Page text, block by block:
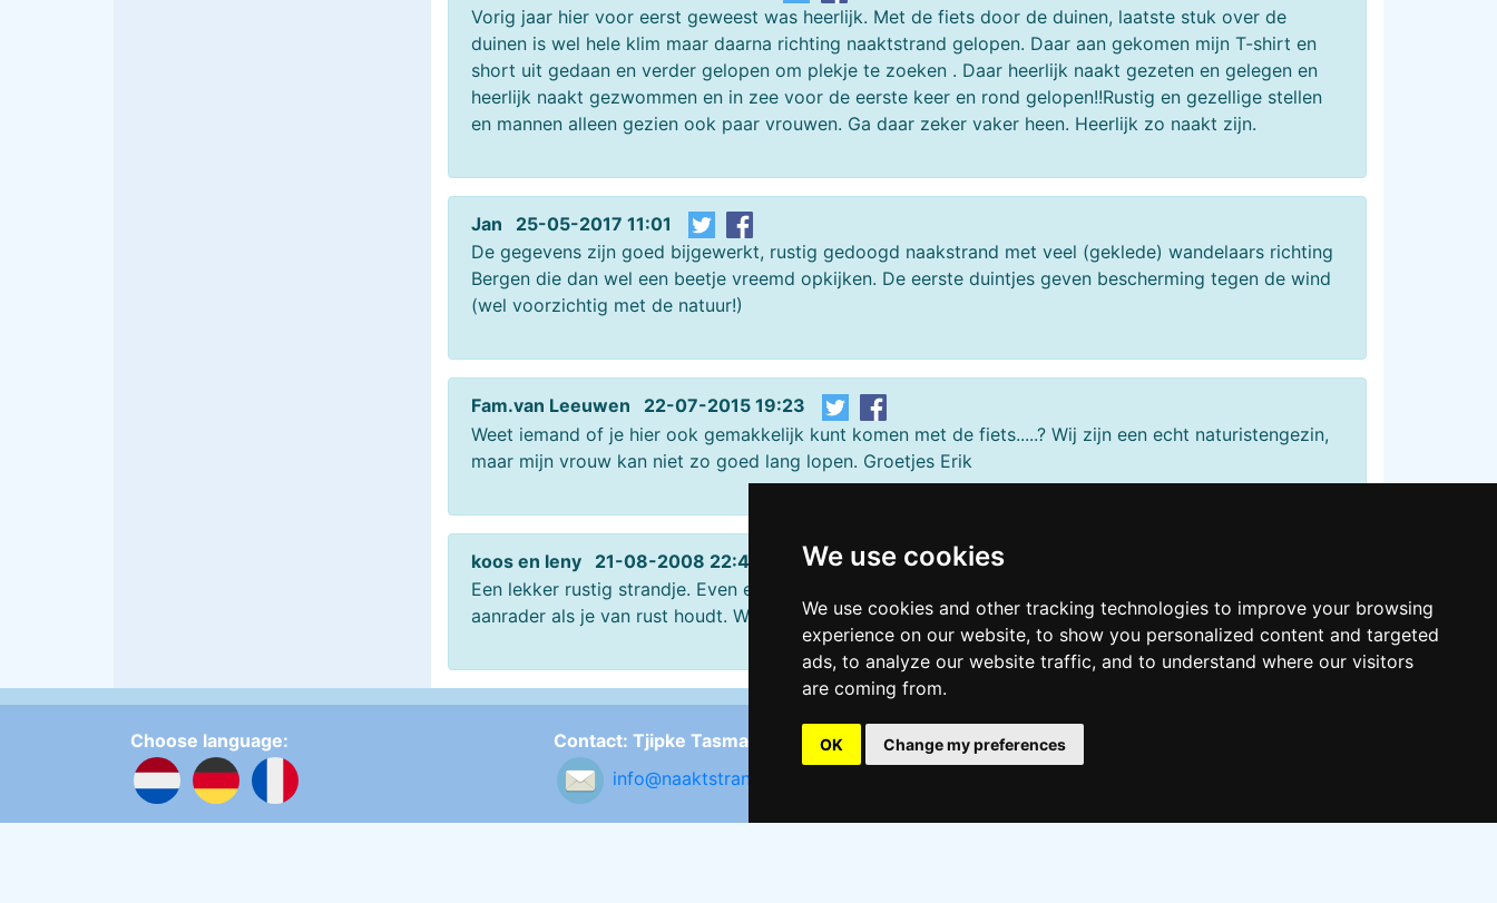
We use cookies
We use cookies and other tracking technologies to improve your browsing
experience on our website, to show you personalized content and targeted
ads, to analyze our website traffic, and to understand where our visitors
are coming from.
OK Change my preferences
Vorig jaar hier voor eerst geweest was heerlijk. Met de fiets door de duinen, laatste stuk over de
duinen is wel hele klim maar daarna richting naaktstrand gelopen. Daar aan gekomen mijn T-shirt en
short uit gedaan en verder gelopen om plekje te zoeken . Daar heerlijk naakt gezeten en gelegen en
heerlijk naakt gezwommen en in zee voor de eerste keer en rond gelopen!!Rustig en gezellige stellen
en mannen alleen gezien ook paar vrouwen. Ga daar zeker vaker heen. Heerlijk zo naakt zijn.
Jan 25-05-2017 11:01
De gegevens zijn goed bijgewerkt, rustig gedoogd naakstrand met veel (geklede) wandelaars richting
Bergen die dan wel een beetje vreemd opkijken. De eerste duintjes geven bescherming tegen de wind
(wel voorzichtig met de natuur!)
Fam.van Leeuwen 22-07-2015 19:23
Weet iemand of je hier ook gemakkelijk kunt komen met de fiets.....? Wij zijn een echt naturistengezin,
maar mijn vrouw kan niet zo goed lang lopen. Groetjes Erik
koos en leny 21-08-2008 22:42
Een lekker rustig strandje. Even een kwartiertje wandelen over strand en je bent bij paal 36. Zeker een
aanrader als je van rust houdt. Wij gaan zeker weer heen. Groetjes van Leny uit Alkmaar
Choose language:
Contact: Tjipke Tasma
info@naaktstrandje.nl
Follow on: